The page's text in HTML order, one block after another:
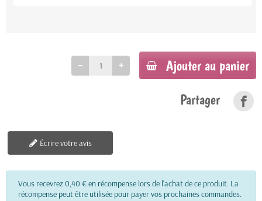
Ajouter au panier
Partager
Écrire votre avis
Vous recevrez 0,40 € en récompense lors de l'achat de ce produit. La
récompense peut être utilisée pour payer vos prochaines commandes.